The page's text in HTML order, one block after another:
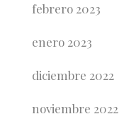
febrero 2023
enero 2023
diciembre 2022
noviembre 2022